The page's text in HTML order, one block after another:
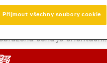
cena je
Přijmout všechny soubory cookie